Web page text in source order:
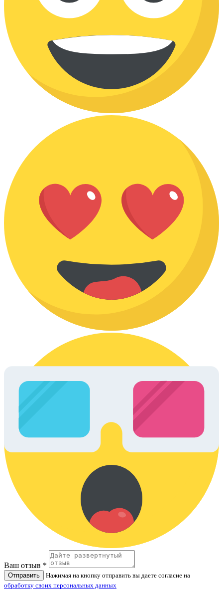
Ваш отзыв *
Отправить
Нажимая на кнопку отправить вы даете согласие на
обработку своих персональных данных